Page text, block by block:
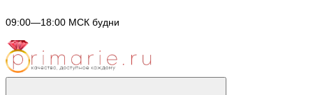
09:00—18:00 МСК будни